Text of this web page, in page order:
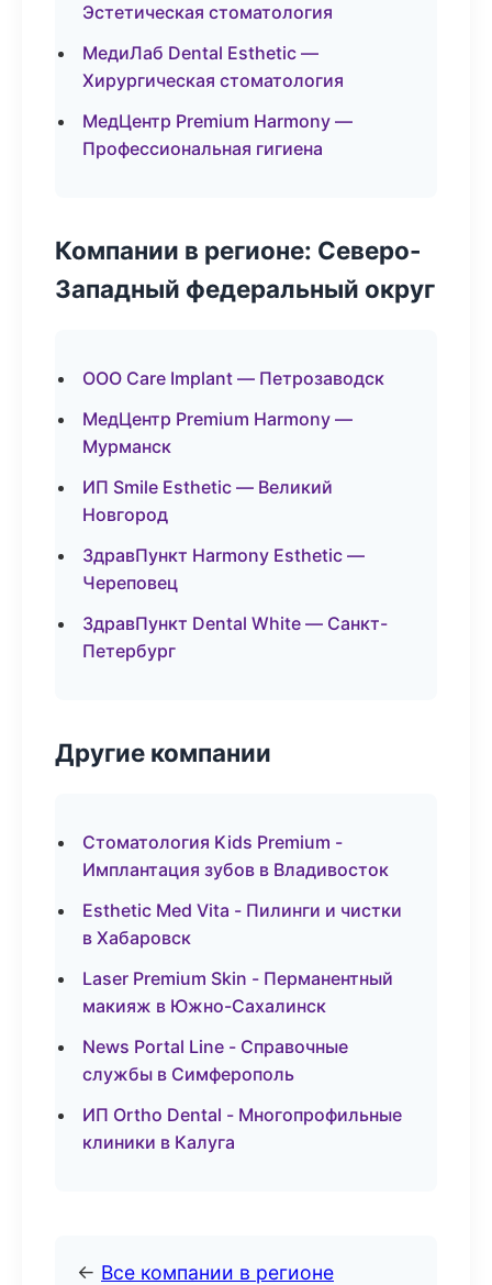
Эстетическая стоматология
МедиЛаб Dental Esthetic —
Хирургическая стоматология
МедЦентр Premium Harmony —
Профессиональная гигиена
Компании в регионе: Северо-
Западный федеральный округ
ООО Care Implant — Петрозаводск
МедЦентр Premium Harmony —
Мурманск
ИП Smile Esthetic — Великий
Новгород
ЗдравПункт Harmony Esthetic —
Череповец
ЗдравПункт Dental White — Санкт-
Петербург
Другие компании
Стоматология Kids Premium -
Имплантация зубов в Владивосток
Esthetic Med Vita - Пилинги и чистки
в Хабаровск
Laser Premium Skin - Перманентный
макияж в Южно-Сахалинск
News Portal Line - Справочные
службы в Симферополь
ИП Ortho Dental - Многопрофильные
клиники в Калуга
← Все компании в регионе